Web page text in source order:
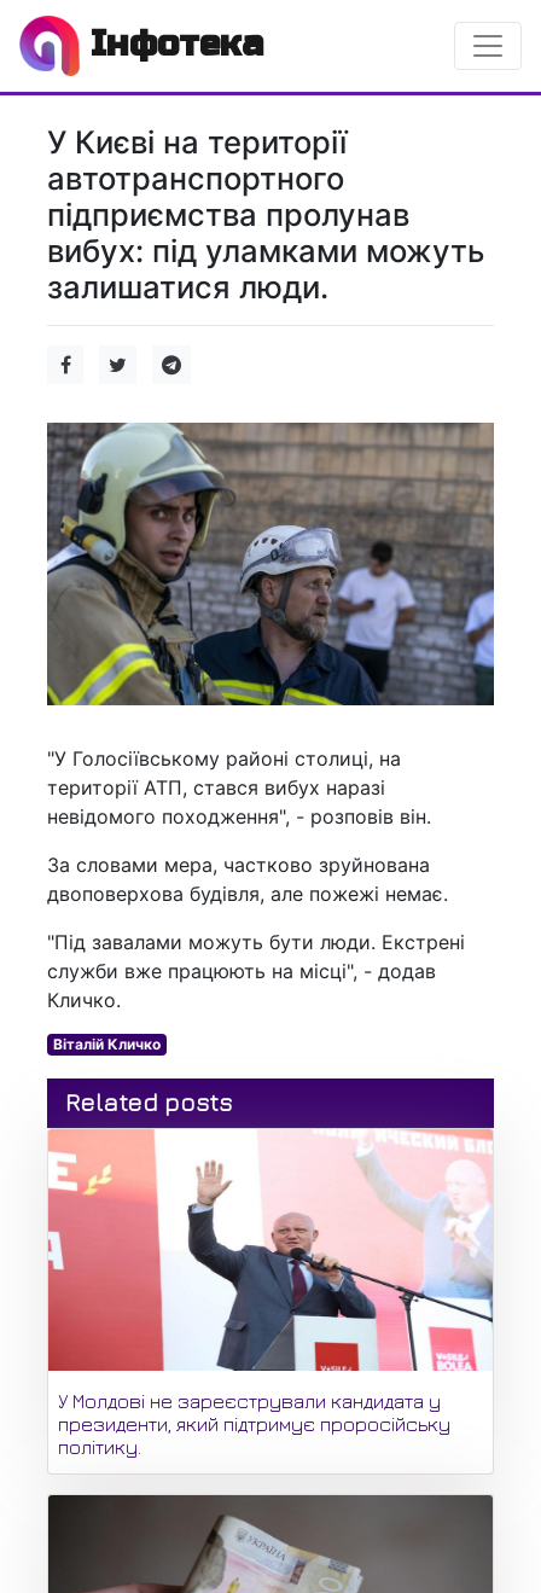
Інфотека
У Києві на території
автотранспортного
підприємства пролунав
вибух: під уламками можуть
залишатися люди.
"У Голосіївському районі столиці, на
території АТП, стався вибух наразі
невідомого походження", - розповів він.
За словами мера, частково зруйнована
двоповерхова будівля, але пожежі немає.
"Під завалами можуть бути люди. Екстрені
служби вже працюють на місці", - додав
Кличко.
Віталій Кличко
Related posts
У Молдові не зареєстрували кандидата у
президенти, який підтримує проросійську
політику.